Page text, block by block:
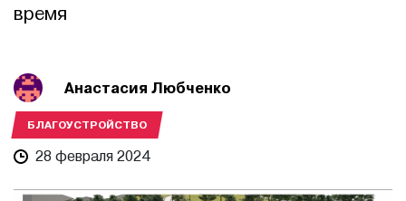
время
Анастасия Любченко
БЛАГОУСТРОЙСТВО
28 февраля 2024